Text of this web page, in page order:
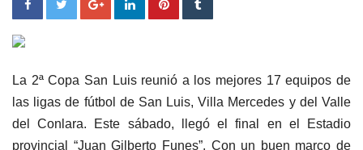
La 2ª Copa San Luis reunió a los mejores 17 equipos de
las ligas de fútbol de San Luis, Villa Mercedes y del Valle
del Conlara. Este sábado, llegó el final en el Estadio
provincial “Juan Gilberto Funes”. Con un buen marco de